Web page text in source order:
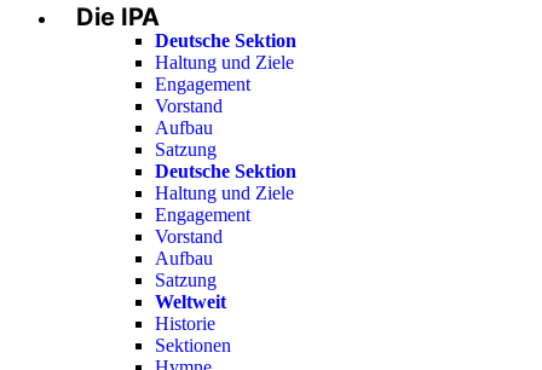
Menu
Die IPA
Deutsche Sektion
Haltung und Ziele
Engagement
Vorstand
Aufbau
Satzung
Deutsche Sektion
Haltung und Ziele
Engagement
Vorstand
Aufbau
Satzung
Weltweit
Historie
Sektionen